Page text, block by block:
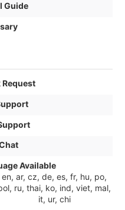
Guide
Request
Available
en, ar, cz, de, es, fr, hu, po,
ru, thai, ko, ind, viet, mal,
it, ur, chi